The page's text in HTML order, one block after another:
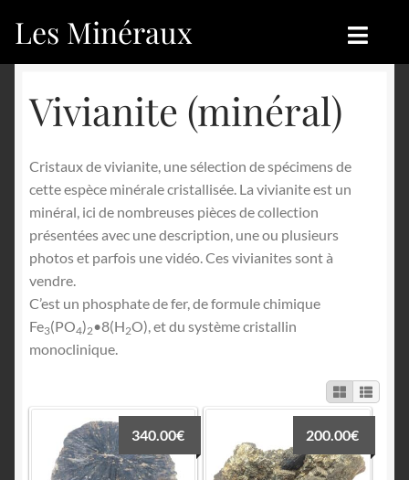
Aller
à
navigation
Aller
au
Les Minéraux
Catégories
Nouveautés
Achat
Mon compte
English
Boutique
Nouveautés
Blog
Achat
Contactez-nous
Vivianite (minéral)
Cristaux de vivianite, une sélection de spécimens de
cette espèce minérale cristallisée. La vivianite est un
minéral, ici de nombreuses pièces de collection
présentées avec une description, une ou plusieurs
photos et parfois une vidéo. Ces vivianites sont à
vendre.
C’est un phosphate de fer, de formule chimique
Fe3(PO4)2•8(H2O), et du système cristallin
monoclinique.
340.00€ 200.00€